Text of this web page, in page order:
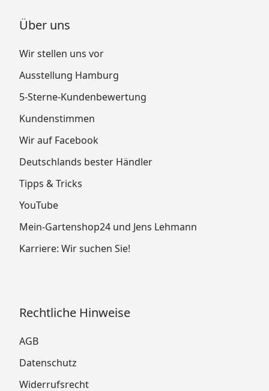
Über uns
Wir stellen uns vor
Ausstellung Hamburg
5-Sterne-Kundenbewertung
Kundenstimmen
Wir auf Facebook
Deutschlands bester Händler
Tipps & Tricks
YouTube
Mein-Gartenshop24 und Jens Lehmann
Karriere: Wir suchen Sie!
Rechtliche Hinweise
AGB
Datenschutz
Widerrufsrecht